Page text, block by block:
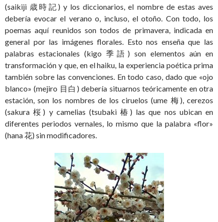
(saikiji 歳時記) y los diccionarios, el nombre de estas aves
debería evocar el verano o, incluso, el otoño. Con todo, los
poemas aquí reunidos son todos de primavera, indicada en
general por las imágenes florales. Esto nos enseña que las
palabras estacionales (kigo 季語) son elementos aún en
transformación y que, en el haiku, la experiencia poética prima
también sobre las convenciones. En todo caso, dado que «ojo
blanco» (mejiro 目白) debería situarnos teóricamente en otra
estación, son los nombres de los ciruelos (ume 梅), cerezos
(sakura 桜) y camelias (tsubaki 椿) las que nos ubican en
diferentes periodos vernales, lo mismo que la palabra «flor»
(hana 花) sin modificadores.